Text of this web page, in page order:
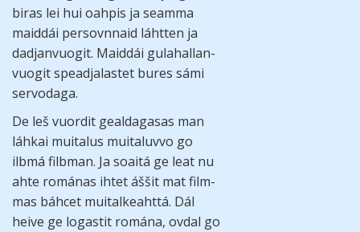
biras lei hui oah­pis ja seamma
maid­dái per­sovn­naid láht­ten ja
dadjan­vuo­git. Maid­dái gula­hal­lan­
vuo­git spea­dja­las­tet bures sámi
servo­daga.
De leš vuor­dit gealda­gasas man
láh­kai muita­lus muita­luvvo go
ilbmá fil­bman. Ja soaitá ge leat nu
ahte románas ihtet áššit mat film­
mas báh­cet mui­tal­keahttá. Dál
heive ge logas­tit romána, ovdal go